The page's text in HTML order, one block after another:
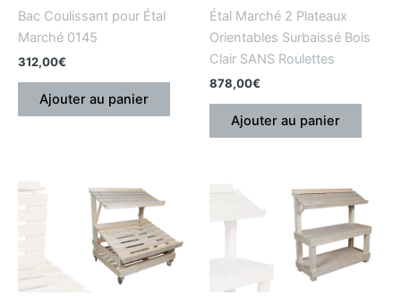
Bac Coulissant pour Étal
Marché 0145
312,00€
Ajouter au panier
Étal Marché 2 Plateaux
Orientables Surbaissé Bois
Clair SANS Roulettes
878,00€
Ajouter au panier